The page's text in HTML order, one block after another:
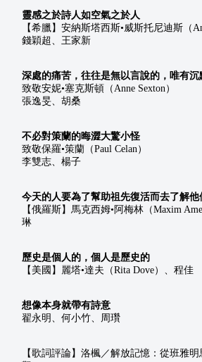
靈感之於詩人如空氣之於人
【希臘】安納斯塔西斯•威斯托尼迪斯（
錢穎超、王家新
深處的痛苦，往往是無以言說的，唯有沉
致敬安妮•塞克斯頓（Anne Sexton）
張逸旻、胡桑
不必對策蘭的晦澀大驚小怪
致敬保羅•策蘭（Paul Celan）
李雙志、楊子
今天的人要為了幫助祖先復活而去了解他
【俄羅斯】馬克西姆•阿梅林（Maxim
琳
歷史是個人的，個人是歷史的
【美國】麗塔•達夫（Rita Dove）、程佳
想像本身就帶有詩意
翟永明、何小竹、周瓚
【歌詞評論】洛楓／解放記憶：從班雅